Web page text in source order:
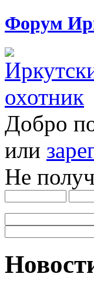
Форум
Добро
или
Не